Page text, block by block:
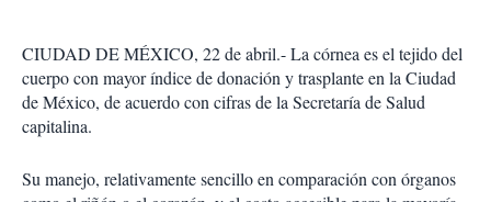
CIUDAD DE MÉXICO, 22 de abril.- La córnea es el tejido del
cuerpo con mayor índice de donación y trasplante en la Ciudad
de México, de acuerdo con cifras de la Secretaría de Salud
capitalina.
Su manejo, relativamente sencillo en comparación con órganos